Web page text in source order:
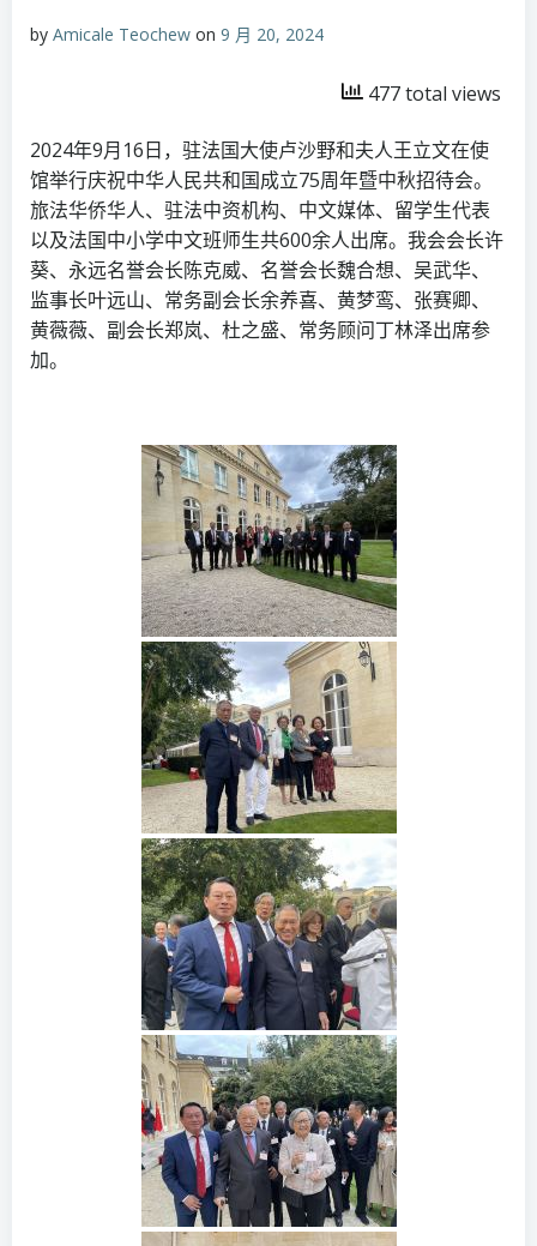
by Amicale Teochew on 9 月 20, 2024
477 total views
2024年9月16日，驻法国大使卢沙野和夫人王立文在使
馆举行庆祝中华人民共和国成立75周年暨中秋招待会。
旅法华侨华人、驻法中资机构、中文媒体、留学生代表
以及法国中小学中文班师生共600余人出席。我会会长许
葵、永远名誉会长陈克威、名誉会长魏合想、吴武华、
监事长叶远山、常务副会长余养喜、黄梦鸾、张赛卿、
黄薇薇、副会长郑岚、杜之盛、常务顾问丁林泽出席参
加。